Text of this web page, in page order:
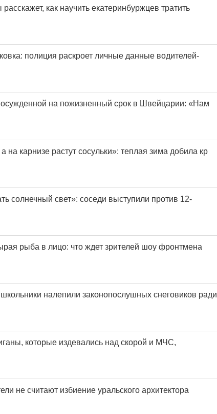
как научить екатеринбуржцев тратить
полиция раскроет личные данные водителей-
на пожизненный срок в Швейцарии: «Нам
а на карнизе растут сосульки»: теплая зима добила кр
солнечный свет»: соседи выступили против 12-
рыба в лицо: что ждет зрителей шоу фронтмена
налепили законопослушных снеговиков ради
которые издевались над скорой и МЧС,
не считают избиение уральского архитектора